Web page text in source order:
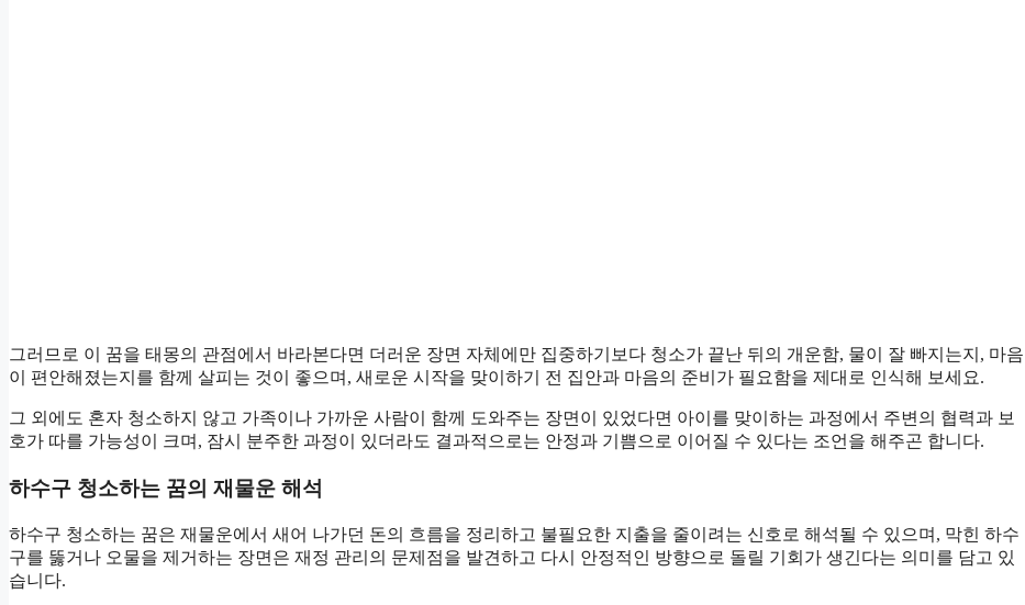
그러므로 이 꿈을 태몽의 관점에서 바라본다면 더러운 장면 자체에만 집중하기보다 청소가 끝난 뒤의 개운함, 물이 잘 빠지는지, 마음
이 편안해졌는지를 함께 살피는 것이 좋으며, 새로운 시작을 맞이하기 전 집안과 마음의 준비가 필요함을 제대로 인식해 보세요.
그 외에도 혼자 청소하지 않고 가족이나 가까운 사람이 함께 도와주는 장면이 있었다면 아이를 맞이하는 과정에서 주변의 협력과 보
호가 따를 가능성이 크며, 잠시 분주한 과정이 있더라도 결과적으로는 안정과 기쁨으로 이어질 수 있다는 조언을 해주곤 합니다.
하수구 청소하는 꿈의 재물운 해석
하수구 청소하는 꿈은 재물운에서 새어 나가던 돈의 흐름을 정리하고 불필요한 지출을 줄이려는 신호로 해석될 수 있으며, 막힌 하수
구를 뚫거나 오물을 제거하는 장면은 재정 관리의 문제점을 발견하고 다시 안정적인 방향으로 돌릴 기회가 생긴다는 의미를 담고 있
습니다.